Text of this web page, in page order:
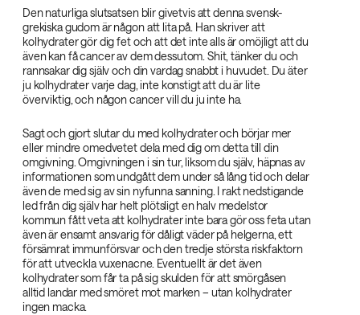
Den naturliga slutsatsen blir givetvis att denna svensk-
grekiska gudom är någon att lita på. Han skriver att
kolhydrater gör dig fet och att det inte alls är omöjligt att du
även kan få cancer av dem dessutom. Shit, tänker du och
rannsakar dig själv och din vardag snabbt i huvudet. Du äter
ju kolhydrater varje dag, inte konstigt att du är lite
överviktig, och någon cancer vill du ju inte ha.
Sagt och gjort slutar du med kolhydrater och börjar mer
eller mindre omedvetet dela med dig om detta till din
omgivning. Omgivningen i sin tur, liksom du själv, häpnas av
informationen som undgått dem under så lång tid och delar
även de med sig av sin nyfunna sanning. I rakt nedstigande
led från dig själv har helt plötsligt en halv medelstor
kommun fått veta att kolhydrater inte bara gör oss feta utan
även är ensamt ansvarig för dåligt väder på helgerna, ett
försämrat immunförsvar och den tredje största riskfaktorn
för att utveckla vuxenacne. Eventuellt är det även
kolhydrater som får ta på sig skulden för att smörgåsen
alltid landar med smöret mot marken – utan kolhydrater
ingen macka.